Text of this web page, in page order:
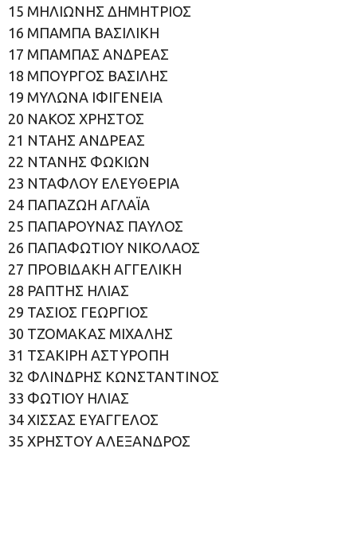
15 ΜΗΛΙΩΝΗΣ ΔΗΜΗΤΡΙΟΣ
16 ΜΠΑΜΠΑ ΒΑΣΙΛΙΚΗ
17 ΜΠΑΜΠΑΣ ΑΝΔΡΕΑΣ
18 ΜΠΟΥΡΓΟΣ ΒΑΣΙΛΗΣ
19 ΜΥΛΩΝΑ ΙΦΙΓΕΝΕΙΑ
20 ΝΑΚΟΣ ΧΡΗΣΤΟΣ
21 ΝΤΑΗΣ ΑΝΔΡΕΑΣ
22 ΝΤΑΝΗΣ ΦΩΚΙΩΝ
23 ΝΤΑΦΛΟΥ ΕΛΕΥΘΕΡΙΑ
24 ΠΑΠΑΖΩΗ ΑΓΛAΪA
25 ΠΑΠΑΡΟΥΝΑΣ ΠΑΥΛΟΣ
26 ΠΑΠΑΦΩΤΙΟΥ ΝΙΚΟΛΑΟΣ
27 ΠΡΟΒΙΔΑΚΗ ΑΓΓΕΛΙΚΗ
28 ΡΑΠΤΗΣ ΗΛΙΑΣ
29 ΤΑΣΙΟΣ ΓΕΩΡΓΙΟΣ
30 ΤΖΟΜΑΚΑΣ ΜΙΧΑΛΗΣ
31 ΤΣΑΚΙΡΗ ΑΣΤΥΡΟΠΗ
32 ΦΛΙΝΔΡΗΣ ΚΩΝΣΤΑΝΤΙΝΟΣ
33 ΦΩΤΙΟΥ ΗΛΙΑΣ
34 ΧΙΣΣΑΣ ΕΥΑΓΓΕΛΟΣ
35 ΧΡΗΣΤΟΥ ΑΛΕΞΑΝΔΡΟΣ